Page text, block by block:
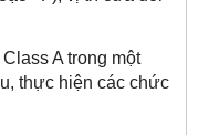
A trong một
thực hiện các chức